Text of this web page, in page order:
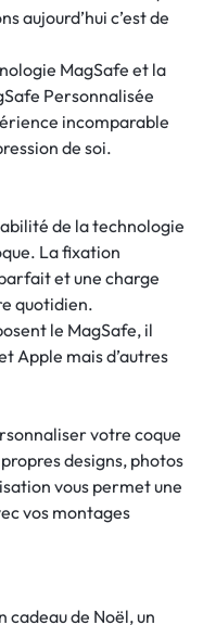
aujourd’hui c’est de
MagSafe et la
Personnalisée
incomparable
de soi.
de la technologie
La fixation
et une charge
quotidien.
le MagSafe, il
Apple mais d’autres
votre coque
designs, photos
vous permet une
vos montages
cadeau de Noël, un